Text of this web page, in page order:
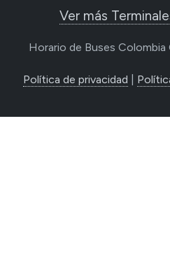
Ver más
Horario de Buses
Política de privacidad